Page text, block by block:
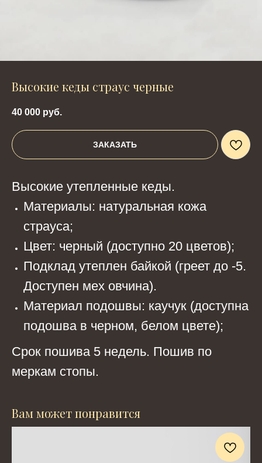
Высокие кеды страус черные
40 000 руб.
ЗАКАЗАТЬ
Высокие утепленные кеды.
Материалы: натуральная кожа
страуса;
Цвет: черный (доступно 20 цветов);
Подклад утеплен байкой (греет до -5.
Доступен мех овчина).
Материал подошвы: каучук (доступна
подошва в черном, белом цвете);
Срок пошива 5 недель. Пошив по
меркам стопы.
Вам может понравится